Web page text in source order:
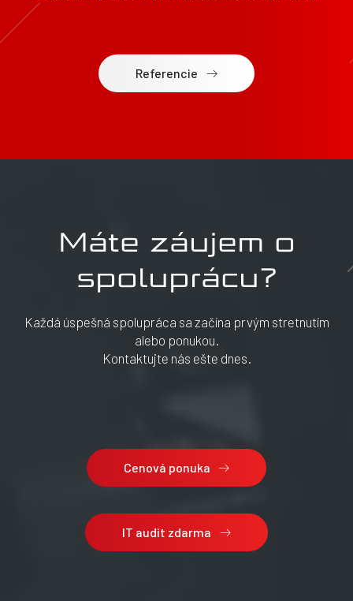
Referencie
Máte záujem o
spoluprácu?
Každá úspešná spolupráca sa začína prvým stretnutím
alebo ponukou.
Kontaktujte nás ešte dnes.
Cenová ponuka
IT audit zdarma